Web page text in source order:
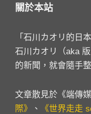
關於本站
「石川カオリ的日
石川カオリ（aka
的新聞，就會隨手
文章散見於《端傳媒
際》
、 《世界走走